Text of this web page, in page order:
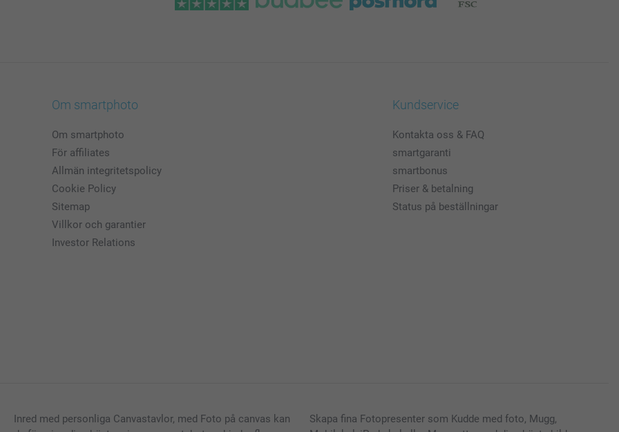
Om smartphoto
Om smartphoto
För affiliates
Allmän integritetspolicy
Cookie Policy
Sitemap
Villkor och garantier
Investor Relations
Kundservice
Kontakta oss & FAQ
smartgaranti
smartbonus
Priser & betalning
Status på beställningar
Inred med personliga Canvastavlor, med Foto på canvas kan
Skapa fina Fotopresenter som Kudde med foto, Mugg,